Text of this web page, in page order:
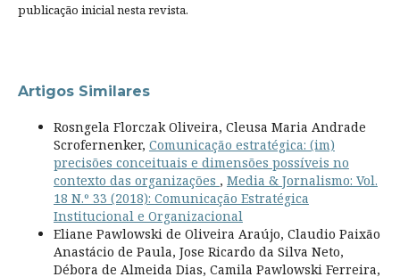
publicação inicial nesta revista.
Artigos Similares
Rosngela Florczak Oliveira, Cleusa Maria Andrade
Scrofernenker, Comunicação estratégica: (im)
precisões conceituais e dimensões possíveis no
contexto das organizações , Media & Jornalismo: Vol.
18 N.º 33 (2018): Comunicação Estratégica
Institucional e Organizacional
Eliane Pawlowski de Oliveira Araújo, Claudio Paixão
Anastácio de Paula, Jose Ricardo da Silva Neto,
Débora de Almeida Dias, Camila Pawlowski Ferreira,